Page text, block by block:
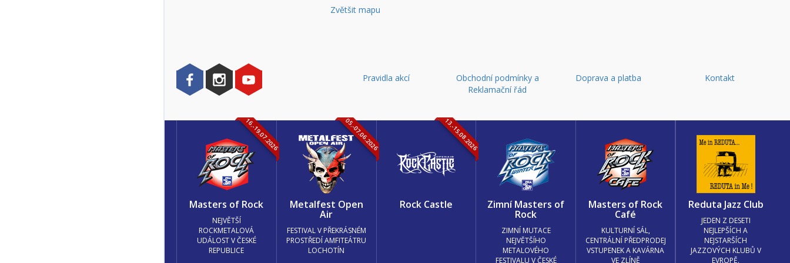
Zvětšit mapu
Pravidla akcí
Obchodní podmínky a
Reklamační řád
Doprava a platba Kontakt
16.-19.07.2026
Masters of Rock
NEJVĚTŠÍ
ROCKMETALOVÁ
UDÁLOST V ČESKÉ
REPUBLICE
05.-07.06.2026
Metalfest Open
Air
FESTIVAL V PŘEKRÁSNÉM
PROSTŘEDÍ AMFITEÁTRU
LOCHOTÍN
13.-15.08.2026
Rock Castle Zimní Masters of
Rock
ZIMNÍ MUTACE
NEJVĚTŠÍHO
METALOVÉHO
FESTIVALU V ČESKÉ
Masters of Rock
Café
KULTURNÍ SÁL,
CENTRÁLNÍ PŘEDPRODEJ
VSTUPENEK A KAVÁRNA
VE ZLÍNĚ
Reduta Jazz Club
JEDEN Z DESETI
NEJLEPŠÍCH A
NEJSTARŠÍCH
JAZZOVÝCH KLUBŮ V
EVROPĚ.